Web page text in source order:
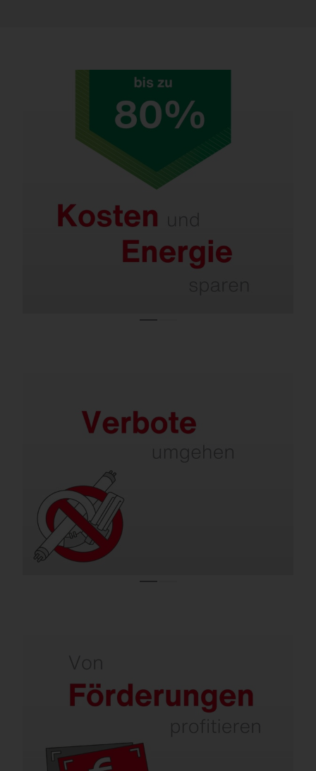
Sanieren spart bis zu 80 % Energie und
Selbst bei LED-Anlagen, die erst wenige
Lichttechnologien und smarte Steuerungen
notwendig.
Fast alle konventionellen
Beleuchtungsanlagen werden mit Lampen
betrieben, die in Europa nicht mehr
vertrieben werden dürfen.
Sanieren wird staatlich gefördert.
Für effiziente Beleuchtung sind über 50 %
Zuschuss möglich. Im DACH-Raum gibt es
Förderprogramme, die Investitionen in
moderne Licht- und Steuerungstechnik
unterstützen.